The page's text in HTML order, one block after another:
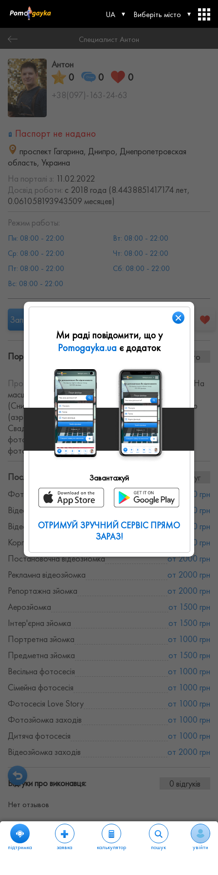
UA Виберіть місто
Специалист Антон
Антон
0 0 0
+38(097)-163-24-63
Паспорт не надано
проспект Гагарина, Днипро, Днепропетровская
область, Украина
На порталі з: 11.02.2022
Досвід роботи: с 2018 года (8.4438851417174 лет,
0.061058193943509 месяцев)
Режим работы:
Пн: 08:00 - 22:00
Вт: 08:00 - 22:00
Ср: 08:00 - 22:00
Чт: 08:00 - 22:00
Пт: 08:00 - 22:00
Сб: 08:00 - 22:00
Вс: 08:00 - 22:00
Запропонувати роботу
Портфоліо винаних робіт: 0 фото
Про себе:
Занимаюсь фотосъемкой и видеосъемкой. На
масштабных мероприятиях работаем с напарником
(Снимаем с двух камер или фото+видео). Есть коптер
(аэросъемка). Сайт с примерами: bonus-video.com
Свадебная съемка, семейная фотосессия, детская
фотосессия, фотосессия вечеринок, тематическая
фотосессия, портретная съемка.
Послуги та ціни:
17послуг
Фотограф
от 1000 грн
Відеозйомка новинних сюжетів
от 2000 грн
Відеозйомка весілля
от 2000 грн
Корпоративна зйомка
от 2000 грн
Постановочна відеозйомка
от 2000 грн
Рекламна відеозйомка
от 2000 грн
Репортажна зйомка
от 2000 грн
Аерозйомка
от 1500 грн
Інтер'єрна зйомка
от 1500 грн
Портретна зйомка
от 1000 грн
Предметна зйомка
от 1500 грн
Весільна фотосесія
от 1000 грн
Сімейна фотосесія
от 1000 грн
Фотосесія Love Story
от 1000 грн
Фотозйомка заходів
от 1000 грн
Дитяча фотосесія
от 1000 грн
Відеозйомка заходів
от 2000 грн
Відгуки про виконавця: 0 відгуків
Нет отзывов
підтримка заявка калькулятор пошук увійти
Ми раді повідомити, що у
Pomogayka.ua є додаток
Завантажуй
ОТРИМУЙ ЗРУЧНИЙ СЕРВІС ПРЯМО
ЗАРАЗ!